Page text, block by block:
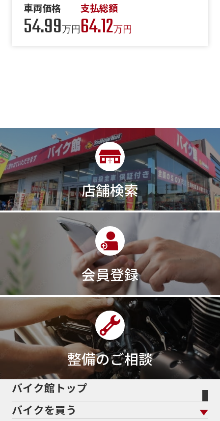
車両価格
54.99万円
支払総額
64.12万円
店舗検索
会員登録
整備のご相談
バイク館トップ
バイクを買う